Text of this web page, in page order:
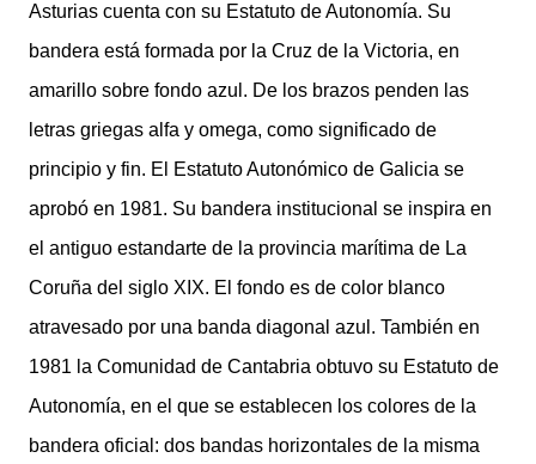
Asturias cuenta con su Estatuto de Autonomía. Su
bandera está formada por la Cruz de la Victoria, en
amarillo sobre fondo azul. De los brazos penden las
letras griegas alfa y omega, como significado de
principio y fin. El Estatuto Autonómico de Galicia se
aprobó en 1981. Su bandera institucional se inspira en
el antiguo estandarte de la provincia marítima de La
Coruña del siglo XIX. El fondo es de color blanco
atravesado por una banda diagonal azul. También en
1981 la Comunidad de Cantabria obtuvo su Estatuto de
Autonomía, en el que se establecen los colores de la
bandera oficial: dos bandas horizontales de la misma